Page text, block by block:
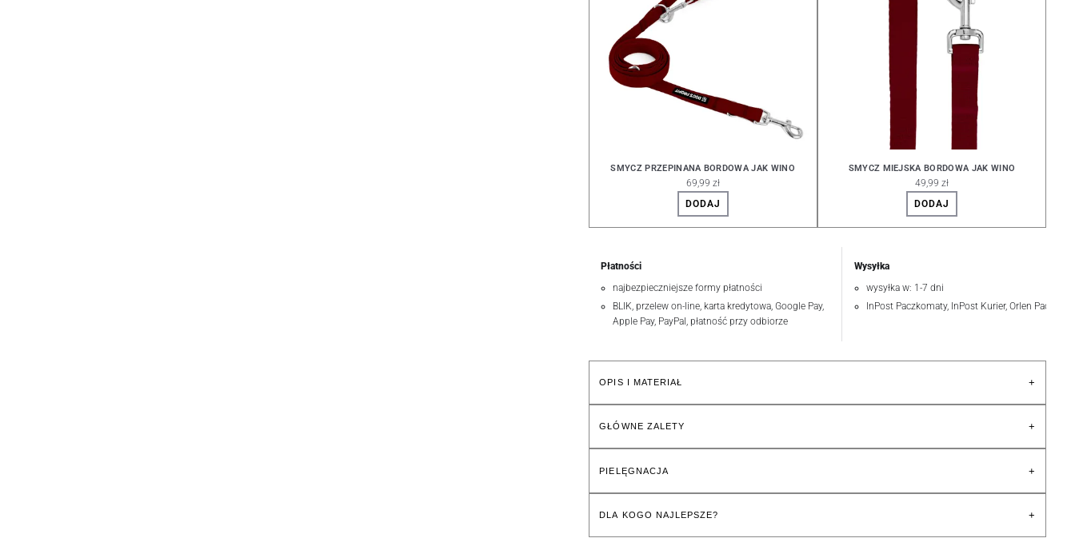
SMYCZ PRZEPINANA BORDOWA JAK WINO
69,99 zł
DODAJ
SMYCZ MIEJSKA BORDOWA JAK WINO
49,99 zł
DODAJ
Płatności
najbezpieczniejsze formy płatności
BLIK, przelew on-line, karta kredytowa, Google Pay,
Apple Pay, PayPal, płatność przy odbiorze
Wysyłka
wysyłka w: 1-7 dni
InPost Paczkomaty, InPost Kurier, Orlen Paczka
OPIS I MATERIAŁ +
GŁÓWNE ZALETY +
PIELĘGNACJA +
DLA KOGO NAJLEPSZE? +